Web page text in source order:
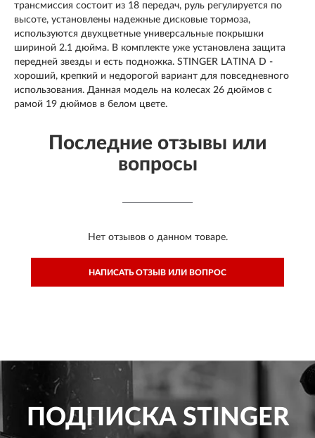
трансмиссия состоит из 18 передач, руль регулируется по
высоте, установлены надежные дисковые тормоза,
используются двухцветные универсальные покрышки
шириной 2.1 дюйма. В комплекте уже установлена защита
передней звезды и есть подножка. STINGER LATINA D -
хороший, крепкий и недорогой вариант для повседневного
использования. Данная модель на колесах 26 дюймов с
рамой 19 дюймов в белом цвете.
Последние отзывы или
вопросы
Нет отзывов о данном товаре.
НАПИСАТЬ ОТЗЫВ ИЛИ ВОПРОС
ПОДПИСКАSTINGER